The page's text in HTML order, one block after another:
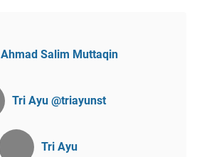
Ahmad Salim Muttaqin
Tri Ayu @triayunst
Tri Ayu